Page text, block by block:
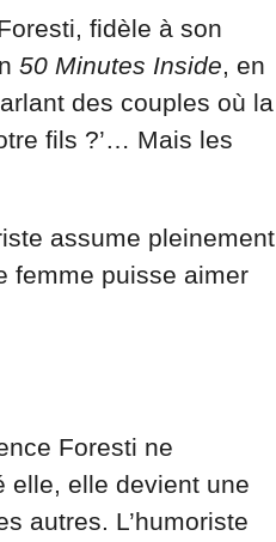
fidèle à son
50 Minutes Inside , en
des couples où la
fils ?’… Mais les
assume pleinement
femme puisse aimer
Foresti ne
elle, elle devient une
autres. L’humoriste